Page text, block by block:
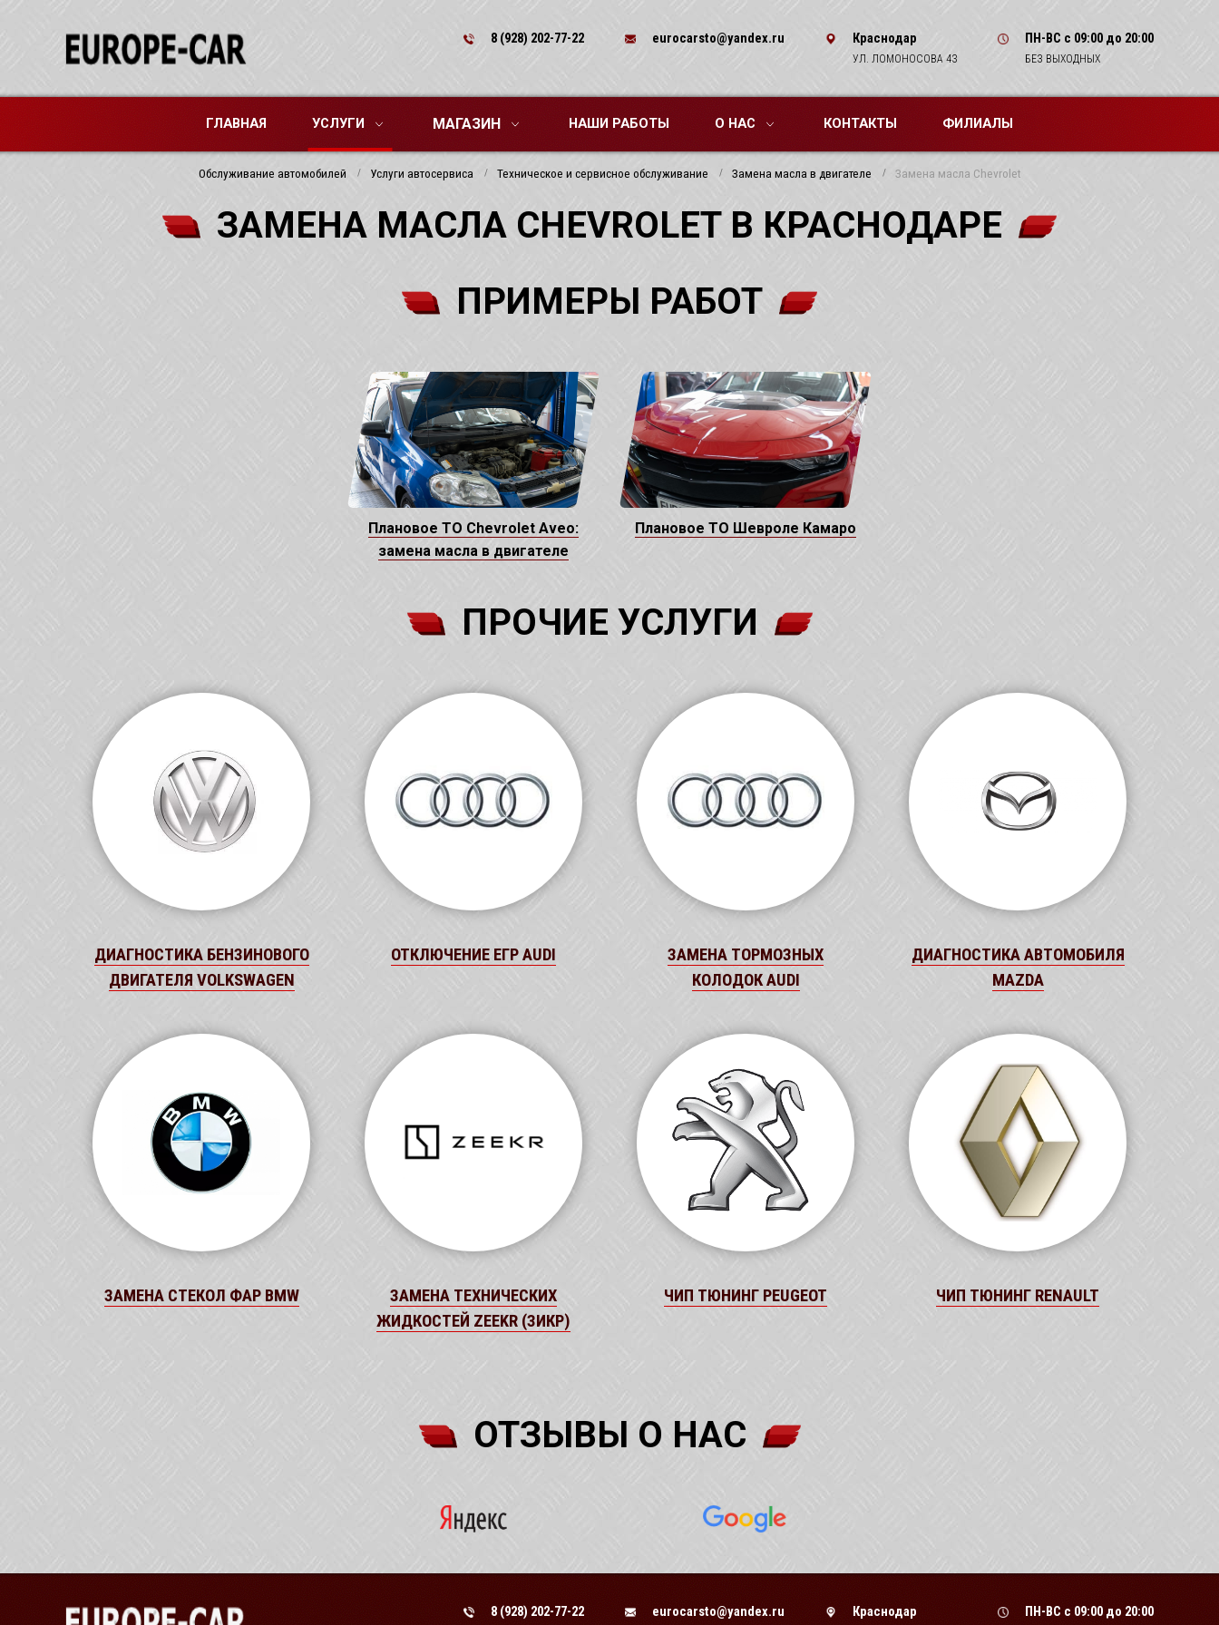
8 (928) 202-77-22 eurocarsto@yandex.ru Краснодар
УЛ. ЛОМОНОСОВА 43
ПН-ВС с 09:00 до 20:00
БЕЗ ВЫХОДНЫХ
ГЛАВНАЯ УСЛУГИ МАГАЗИН НАШИ РАБОТЫ О НАС КОНТАКТЫ ФИЛИАЛЫ
Обслуживание автомобилей Услуги автосервиса Техническое и сервисное обслуживание Замена масла в двигателе Замена масла Chevrolet
ЗАМЕНА МАСЛА CHEVROLET В КРАСНОДАРЕ
ПРИМЕРЫ РАБОТ
Плановое ТО Chevrolet Aveo:
замена масла в двигателе
Плановое ТО Шевроле Камаро
ПРОЧИЕ УСЛУГИ
ДИАГНОСТИКА БЕНЗИНОВОГО
ДВИГАТЕЛЯ VOLKSWAGEN
ОТКЛЮЧЕНИЕ ЕГР AUDI
ЗАМЕНА ТОРМОЗНЫХ
КОЛОДОК AUDI
ДИАГНОСТИКА АВТОМОБИЛЯ
MAZDA
ЗАМЕНА СТЕКОЛ ФАР BMW
ЗАМЕНА ТЕХНИЧЕСКИХ
ЖИДКОСТЕЙ ZEEKR (ЗИКР)
ЧИП ТЮНИНГ PEUGEOT ЧИП ТЮНИНГ RENAULT
ОТЗЫВЫ О НАС
8 (928) 202-77-22 eurocarsto@yandex.ru Краснодар ПН-ВС с 09:00 до 20:00